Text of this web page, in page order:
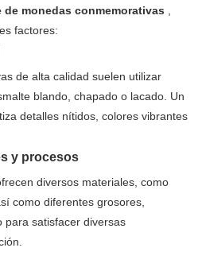
de monedas conmemorativas ,
factores:
de alta calidad suelen utilizar
blando, chapado o lacado. Un
detalles nítidos, colores vibrantes
y procesos
diversos materiales, como
como diferentes grosores,
para satisfacer diversas